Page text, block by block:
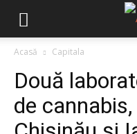
Acasă Capitala
Două
de